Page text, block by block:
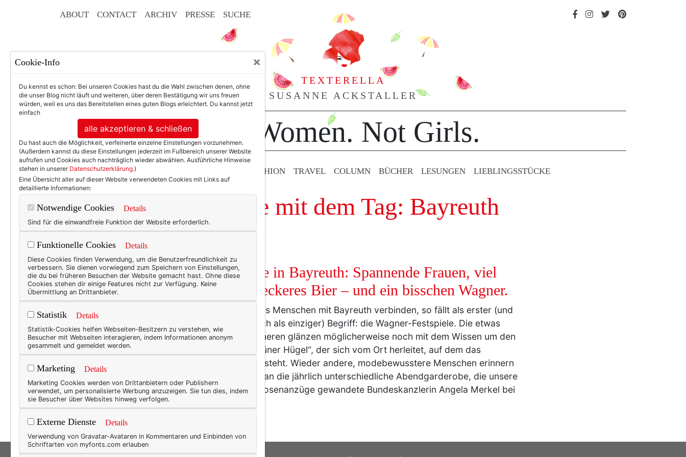
ABOUT CONTACT ARCHIV PRESSE SUCHE
TEXTERELLA
SUSANNE ACKSTALLER
For Women. Not Girls.
BEAUTY & FASHION TRAVEL COLUMN BÜCHER LESUNGEN LIEBLINGS­STÜCKE
Einträge mit dem Tag: Bayreuth
WERBUNG
Zwei Tage in Bayreuth: Spannende Frauen, viel
Barock, leckeres Bier – und ein bisschen Wagner.
Fragt man, was Menschen mit Bayreuth verbinden, so fällt als erster (und
manchmal auch als einziger) Begriff: die Wagner-Festspiele. Die etwas
Kulturbeflisseneren glänzen möglicherweise noch mit dem Wissen um den
Ausdruck „Grüner Hügel“, der sich vom Ort herleitet, auf dem das
Festspielhaus steht. Wieder andere, modebewusstere Menschen erinnern
sich vielleicht an die jährlich unterschiedliche Abendgarderobe, die unsere
sonst nur in Hosenanzüge gewandete Bundeskanzlerin Angela Merkel bei
Cookie-Info ×
Du kennst es schon: Bei unseren Cookies hast du die Wahl zwischen denen, ohne
die unser Blog nicht läuft und weiteren, über deren Bestätigung wir uns freuen
würden, weil es uns das Bereitstellen eines guten Blogs erleichtert. Du kannst jetzt
einfach
alle akzeptieren & schließen
Du hast auch die Möglichkeit, verfeinerte einzelne Einstellungen vorzunehmen.
(Außerdem kannst du diese Einstellungen jederzeit im Fußbereich unserer Website
aufrufen und Cookies auch nachträglich wieder abwählen. Ausführliche Hinweise
stehen in unserer Datenschutzerklärung.)
Eine Übersicht aller auf dieser Website verwendeten Cookies mit Links auf
detaillierte Informationen:
Notwendige Cookies Details
Sind für die einwandfreie Funktion der Website erforderlich.
Funktionelle Cookies Details
Diese Cookies finden Verwendung, um die Benutzerfreundlichkeit zu
verbessern. Sie dienen vorwiegend zum Speichern von Einstellungen,
die du bei früheren Besuchen der Website gemacht hast. Ohne diese
Cookies stehen dir einige Features nicht zur Verfügung. Keine
Übermittlung an Drittanbieter.
Statistik Details
Statistik-Cookies helfen Webseiten-Besitzern zu verstehen, wie
Besucher mit Webseiten interagieren, indem Informationen anonym
gesammelt und gemeldet werden.
Marketing Details
Marketing Cookies werden von Drittanbietern oder Publishern
verwendet, um personalisierte Werbung anzuzeigen. Sie tun dies, indem
sie Besucher über Websites hinweg verfolgen.
Externe Dienste Details
Verwendung von Gravatar-Avataren in Kommentaren und Einbinden von
Schriftarten von myfonts.com erlauben